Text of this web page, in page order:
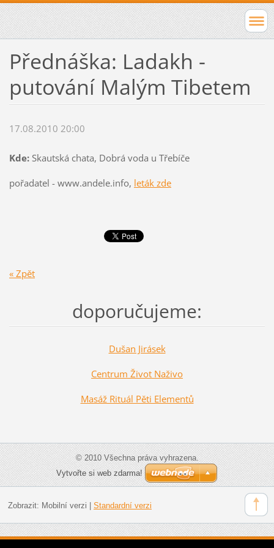
Přednáška: Ladakh -
putování Malým Tibetem
17.08.2010 20:00
Kde:Skautská chata, Dobrá voda u Třebíče
pořadatel - www.andele.info, leták zde
« Zpět
doporučujeme:
Dušan Jirásek
Centrum Život Naživo
Masáž Rituál Pěti Elementů
© 2010 Všechna práva vyhrazena.
Vytvořte si web zdarma!
Zobrazit: Mobilní verzi Standardní verzi